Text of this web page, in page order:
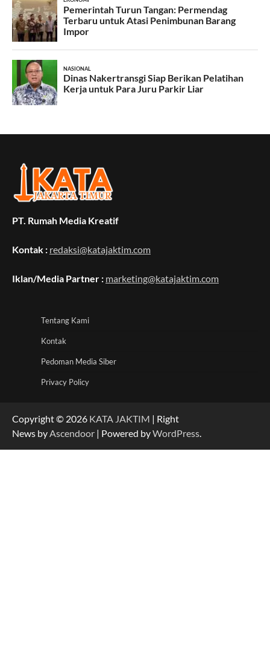
PT. Rumah Media Kreatif
Kontak : redaksi@katajaktim.com
Iklan/Media Partner : marketing@katajaktim.com
Tentang Kami
Kontak
Pedoman Media Siber
Privacy Policy
Copyright © 2026 KATA JAKTIM | Right
News by Ascendoor | Powered byWordPress